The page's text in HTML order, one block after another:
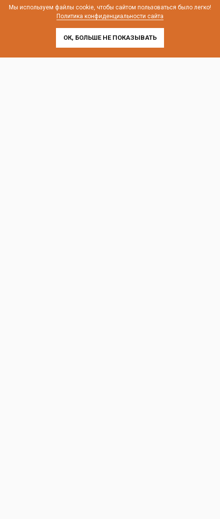
Мы используем файлы cookie, чтобы сайтом пользоваться было легко!
Политика конфиденциальности сайта
ОК, БОЛЬШЕ НЕ ПОКАЗЫВАТЬ